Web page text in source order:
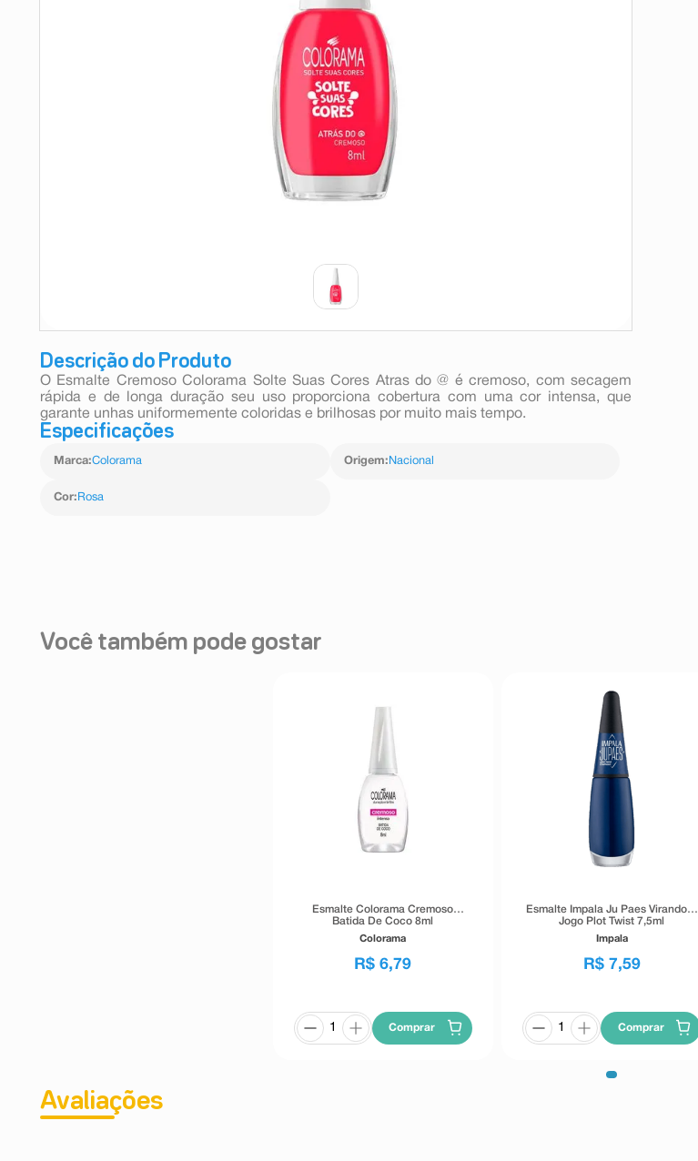
Descrição do Produto
O Esmalte Cremoso Colorama Solte Suas Cores Atras do @ é cremoso, com secagem
rápida e de longa duração seu uso proporciona cobertura com uma cor intensa, que
garante unhas uniformemente coloridas e brilhosas por muito mais tempo.
Especificações
Marca:Colorama Origem: Nacional
Cor: Rosa
Você também pode gostar
Esmalte Colorama Cremoso
Batida De Coco 8ml
Colorama
R$ 6,79
Comprar
Esmalte Impala Ju Paes Virando O
Jogo Plot Twist 7,5ml
Impala
R$ 7,59
Comprar
Avaliações
absorvente
shampoo